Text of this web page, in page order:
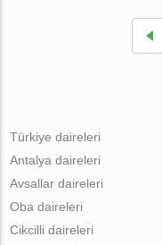
Türkiye daireleri
Antalya daireleri
Avsallar daireleri
Oba daireleri
Cikcilli daireleri